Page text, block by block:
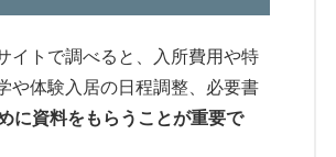
イトで調べると、入所費用や特
や体験入居の日程調整、必要書
に資料をもらうことが重要で